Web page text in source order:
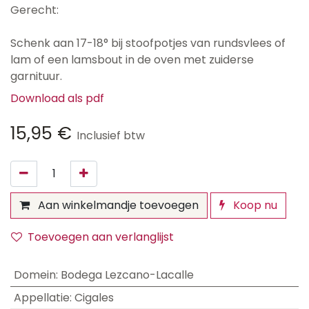
Gerecht:
Schenk aan 17-18° bij stoofpotjes van rundsvlees of
lam of een lamsbout in de oven met zuiderse
garnituur.
Download als pdf
15,95 € Inclusief btw
Aan winkelmandje toevoegen
Koop nu
Toevoegen aan verlanglijst
Domein: Bodega Lezcano-Lacalle
Appellatie: Cigales